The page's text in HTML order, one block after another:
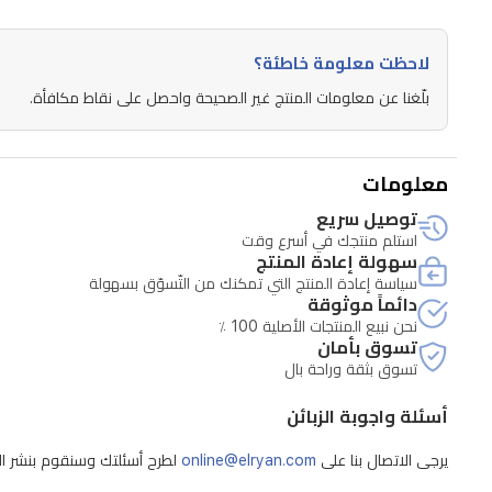
لاحظت معلومة خاطئة؟
بلّغنا عن معلومات المنتج غير الصحيحة واحصل على نقاط مكافأة.
معلومات
توصيل سريع
استلم منتجك في أسرع وقت
سهولة إعادة المنتج
سياسة إعادة المنتج التي تمكنك من التّسوّق بسهولة
دائماً موثوقة
نحن نبيع المنتجات الأصلية 100 ٪
تسوق بأمان
تسوق بثقة وراحة بال
أسئلة واجوبة الزبائن
يرجى الاتصال بنا على online@elryan.com لطرح أسئلتك وسنقوم بنشر